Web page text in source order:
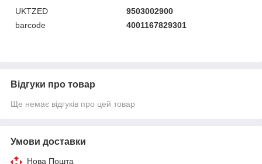
UKTZED
9503002900
barcode
4001167829301
Відгуки про товар
Ще немає відгуків про цей товар
Умови доставки
Нова Пошта